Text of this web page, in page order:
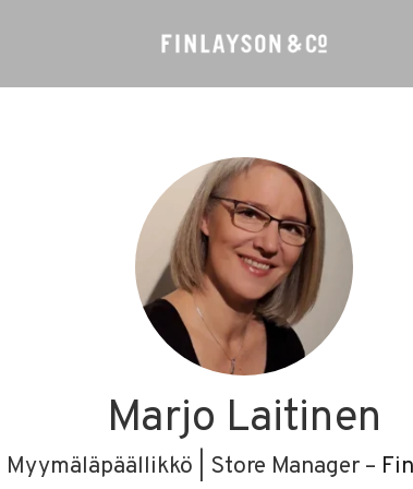
Marjo Laitinen
Myymäläpäällikkö | Store Manager –